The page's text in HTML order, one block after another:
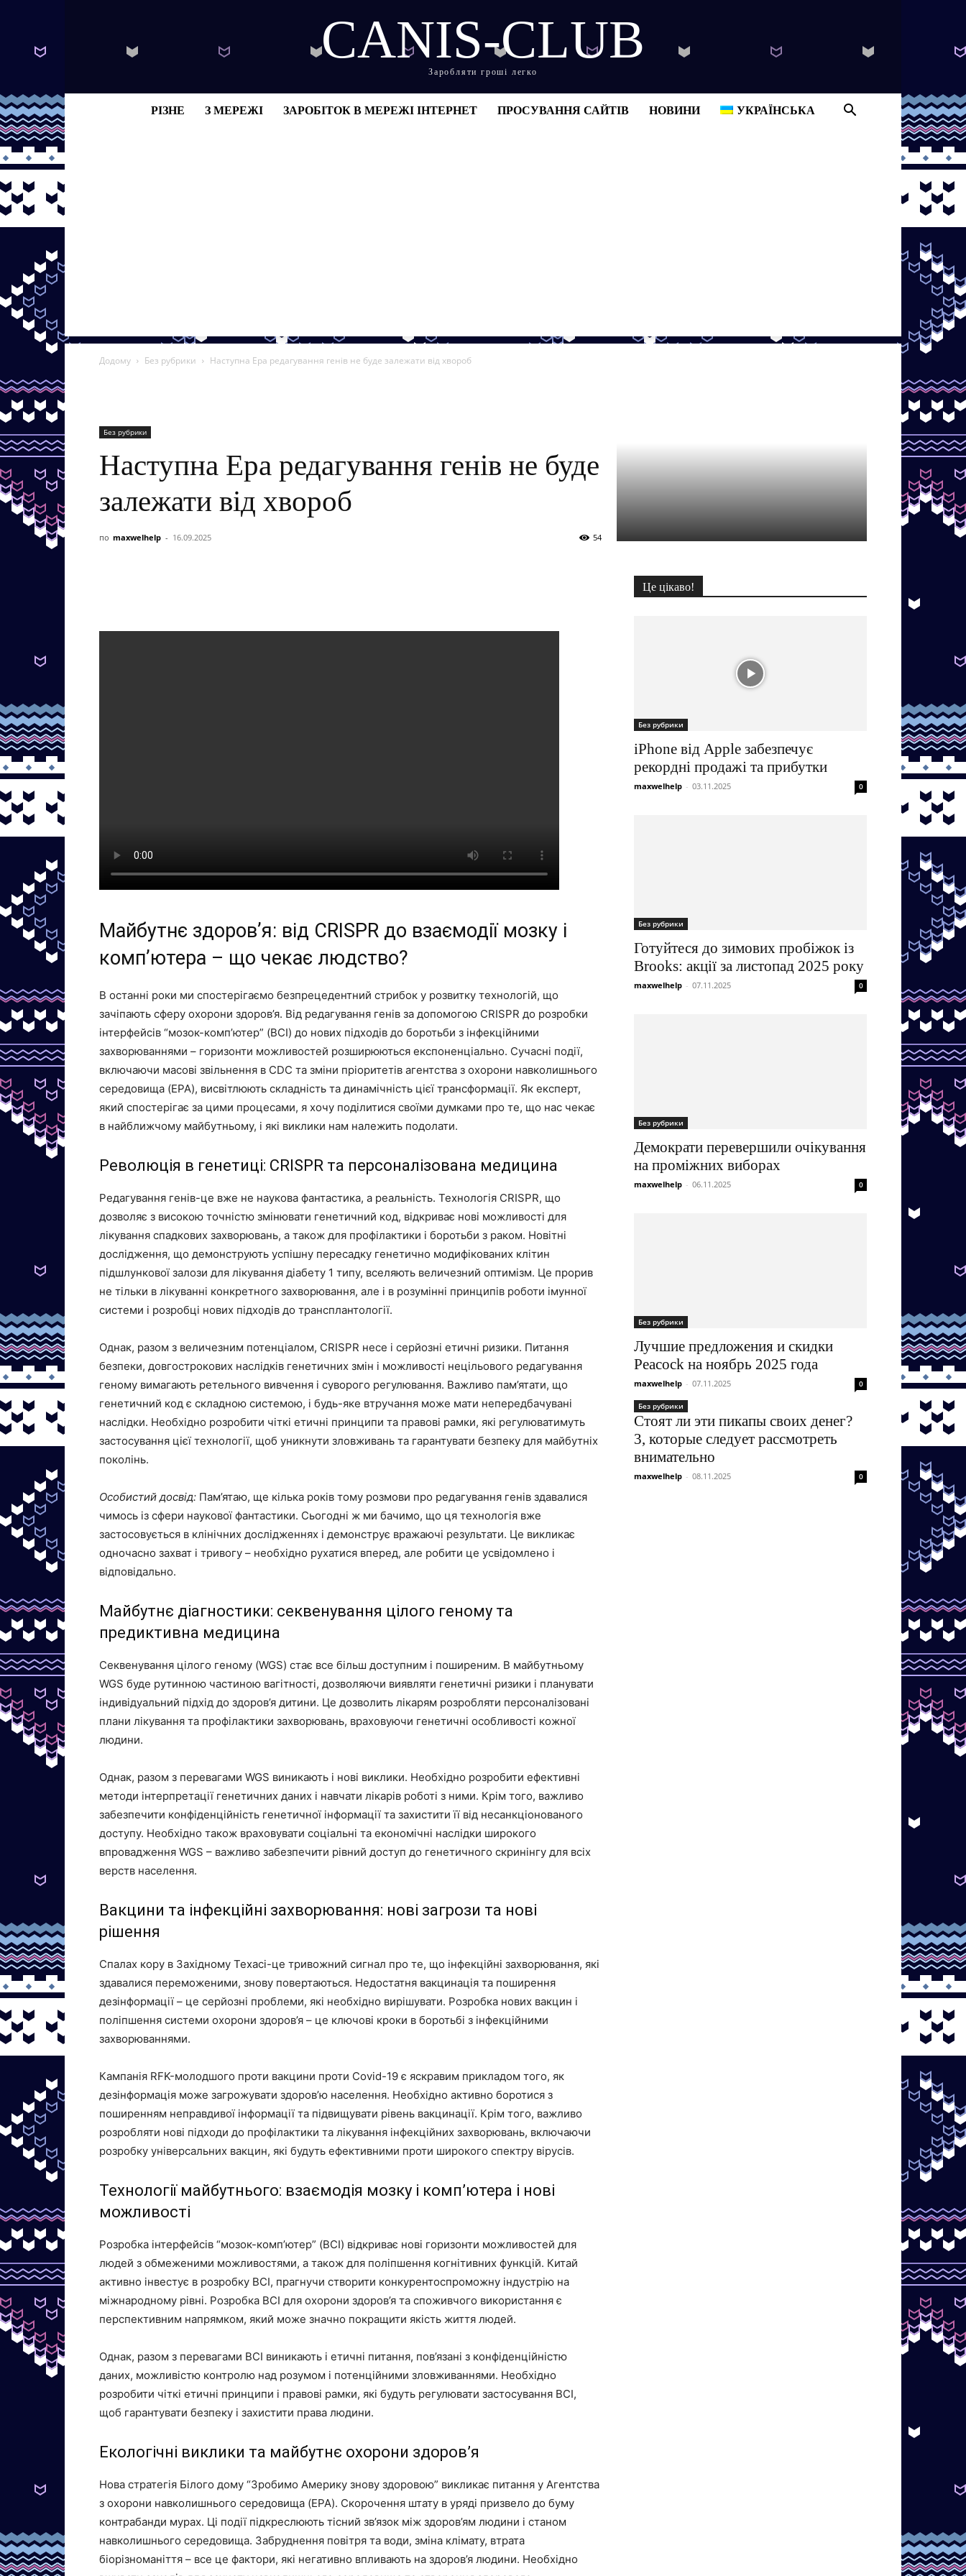
CANIS-CLUB
Заробляти гроші легко
РІЗНЕ З МЕРЕЖІ ЗАРОБІТОК В МЕРЕЖІ ІНТЕРНЕТ ПРОСУВАННЯ САЙТІВ НОВИНИ УКРАЇНСЬКА
Додому Без рубрики Наступна Ера редагування генів не буде залежати від хвороб
Без рубрики
Наступна Ера редагування генів не буде
залежати від хвороб
по maxwelhelp - 16.09.2025 54
Майбутнє здоров’я: від CRISPR до взаємодії мозку і
комп’ютера – що чекає людство?
В останні роки ми спостерігаємо безпрецедентний стрибок у розвитку технологій, що
зачіпають сферу охорони здоров’я. Від редагування генів за допомогою CRISPR до розробки
інтерфейсів “мозок-комп’ютер” (BCI) до нових підходів до боротьби з інфекційними
захворюваннями – горизонти можливостей розширюються експоненціально. Сучасні події,
включаючи масові звільнення в CDC та зміни пріоритетів агентства з охорони навколишнього
середовища (EPA), висвітлюють складність та динамічність цієї трансформації. Як експерт,
який спостерігає за цими процесами, я хочу поділитися своїми думками про те, що нас чекає
в найближчому майбутньому, і які виклики нам належить подолати.
Революція в генетиці: CRISPR та персоналізована медицина
Редагування генів-це вже не наукова фантастика, а реальність. Технологія CRISPR, що
дозволяє з високою точністю змінювати генетичний код, відкриває нові можливості для
лікування спадкових захворювань, а також для профілактики і боротьби з раком. Новітні
дослідження, що демонструють успішну пересадку генетично модифікованих клітин
підшлункової залози для лікування діабету 1 типу, вселяють величезний оптимізм. Це прорив
не тільки в лікуванні конкретного захворювання, але і в розумінні принципів роботи імунної
системи і розробці нових підходів до трансплантології.
Однак, разом з величезним потенціалом, CRISPR несе і серйозні етичні ризики. Питання
безпеки, довгострокових наслідків генетичних змін і можливості нецільового редагування
геному вимагають ретельного вивчення і суворого регулювання. Важливо пам’ятати, що
генетичний код є складною системою, і будь-яке втручання може мати непередбачувані
наслідки. Необхідно розробити чіткі етичні принципи та правові рамки, які регулюватимуть
застосування цієї технології, щоб уникнути зловживань та гарантувати безпеку для майбутніх
поколінь.
Особистий досвід: Пам’ятаю, ще кілька років тому розмови про редагування генів здавалися
чимось із сфери наукової фантастики. Сьогодні ж ми бачимо, що ця технологія вже
застосовується в клінічних дослідженнях і демонструє вражаючі результати. Це викликає
одночасно захват і тривогу – необхідно рухатися вперед, але робити це усвідомлено і
відповідально.
Майбутнє діагностики: секвенування цілого геному та
предиктивна медицина
Секвенування цілого геному (WGS) стає все більш доступним і поширеним. В майбутньому
WGS буде рутинною частиною вагітності, дозволяючи виявляти генетичні ризики і планувати
індивідуальний підхід до здоров’я дитини. Це дозволить лікарям розробляти персоналізовані
плани лікування та профілактики захворювань, враховуючи генетичні особливості кожної
людини.
Однак, разом з перевагами WGS виникають і нові виклики. Необхідно розробити ефективні
методи інтерпретації генетичних даних і навчати лікарів роботі з ними. Крім того, важливо
забезпечити конфіденційність генетичної інформації та захистити її від несанкціонованого
доступу. Необхідно також враховувати соціальні та економічні наслідки широкого
впровадження WGS – важливо забезпечити рівний доступ до генетичного скринінгу для всіх
верств населення.
Вакцини та інфекційні захворювання: нові загрози та нові
рішення
Спалах кору в Західному Техасі-це тривожний сигнал про те, що інфекційні захворювання, які
здавалися переможеними, знову повертаються. Недостатня вакцинація та поширення
дезінформації – це серйозні проблеми, які необхідно вирішувати. Розробка нових вакцин і
поліпшення системи охорони здоров’я – це ключові кроки в боротьбі з інфекційними
захворюваннями.
Кампанія RFK-молодшого проти вакцини проти Covid-19 є яскравим прикладом того, як
дезінформація може загрожувати здоров’ю населення. Необхідно активно боротися з
поширенням неправдивої інформації та підвищувати рівень вакцинації. Крім того, важливо
розробляти нові підходи до профілактики та лікування інфекційних захворювань, включаючи
розробку універсальних вакцин, які будуть ефективними проти широкого спектру вірусів.
Технології майбутнього: взаємодія мозку і комп’ютера і нові
можливості
Розробка інтерфейсів “мозок-комп’ютер” (BCI) відкриває нові горизонти можливостей для
людей з обмеженими можливостями, а також для поліпшення когнітивних функцій. Китай
активно інвестує в розробку BCI, прагнучи створити конкурентоспроможну індустрію на
міжнародному рівні. Розробка BCI для охорони здоров’я та споживчого використання є
перспективним напрямком, який може значно покращити якість життя людей.
Однак, разом з перевагами BCI виникають і етичні питання, пов’язані з конфіденційністю
даних, можливістю контролю над розумом і потенційними зловживаннями. Необхідно
розробити чіткі етичні принципи і правові рамки, які будуть регулювати застосування BCI,
щоб гарантувати безпеку і захистити права людини.
Екологічні виклики та майбутнє охорони здоров’я
Нова стратегія Білого дому “Зробимо Америку знову здоровою” викликає питання у Агентства
з охорони навколишнього середовища (EPA). Скорочення штату в уряді призвело до буму
контрабанди мурах. Ці події підкреслюють тісний зв’язок між здоров’ям людини і станом
навколишнього середовища. Забруднення повітря та води, зміна клімату, втрата
біорізноманіття – все це фактори, які негативно впливають на здоров’я людини. Необхідно
Це цікаво!
Без рубрики
iPhone від Apple забезпечує
рекордні продажі та прибутки
maxwelhelp - 03.11.2025 0
Без рубрики
Готуйтеся до зимових пробіжок із
Brooks: акції за листопад 2025 року
maxwelhelp - 07.11.2025 0
Без рубрики
Демократи перевершили очікування
на проміжних виборах
maxwelhelp - 06.11.2025 0
Без рубрики
Лучшие предложения и скидки
Peacock на ноябрь 2025 года
maxwelhelp - 07.11.2025 0
Без рубрики
Стоят ли эти пикапы своих денег?
3, которые следует рассмотреть
внимательно
maxwelhelp - 08.11.2025 0